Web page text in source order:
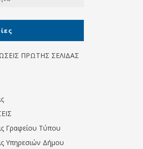
ΠΡΩΤΗΣ ΣΕΛΙΔΑΣ
Γραφείου Τύπου
Υπηρεσιών Δήμου